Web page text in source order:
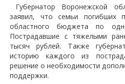
Губернатор Воронежской
заявил, что семьи погибших
областного бюджета по
Пострадавшие с тяжелыми
тысяч рублей. Также
историю каждого из
решение о необходимости
поддержки.